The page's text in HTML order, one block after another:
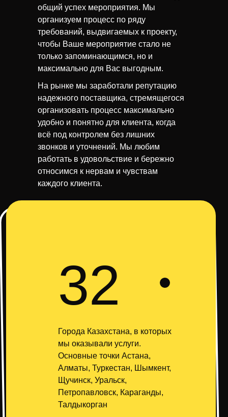
На рынке мы заработали репутацию
надежного поставщика, стремящегося
организовать процесс максимально
удобно и понятно для клиента, когда
всё под контролем без лишних
звонков и уточнений. Мы любим
работать в удовольствие и бережно
относимся к нервам и чувствам
каждого клиента.
общий успех мероприятия. Мы
организуем процесс по ряду
требований, выдвигаемых к проекту,
чтобы Ваше мероприятие стало не
только запоминающимся, но и
максимально для Вас выгодным.
32
Города Казахстана, в которых
мы оказывали услуги.
Основные точки Астана,
Алматы, Туркестан, Шымкент,
Щучинск, Уральск,
Петропавловск, Караганды,
Талдыкорган